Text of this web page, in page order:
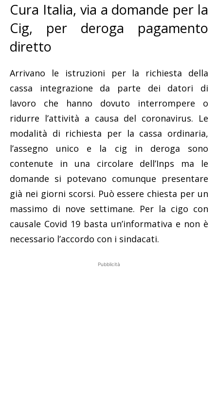
Cura Italia, via a domande per la
Cig, per deroga pagamento
diretto
Arrivano le istruzioni per la richiesta della
cassa integrazione da parte dei datori di
lavoro che hanno dovuto interrompere o
ridurre l’attività a causa del coronavirus. Le
modalità di richiesta per la cassa ordinaria,
l’assegno unico e la cig in deroga sono
contenute in una circolare dell’Inps ma le
domande si potevano comunque presentare
già nei giorni scorsi. Può essere chiesta per un
massimo di nove settimane. Per la cigo con
causale Covid 19 basta un’informativa e non è
necessario l’accordo con i sindacati.
Pubblicità